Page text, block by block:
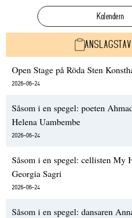
Kalendern
Open Stage på Röda Sten
2026-06-24
Såsom i en spegel: poeten
Helena Uambembe
2026-06-24
Såsom i en spegel: cellisten My
Georgia Sagri
2026-06-24
Såsom i en spegel: dansaren